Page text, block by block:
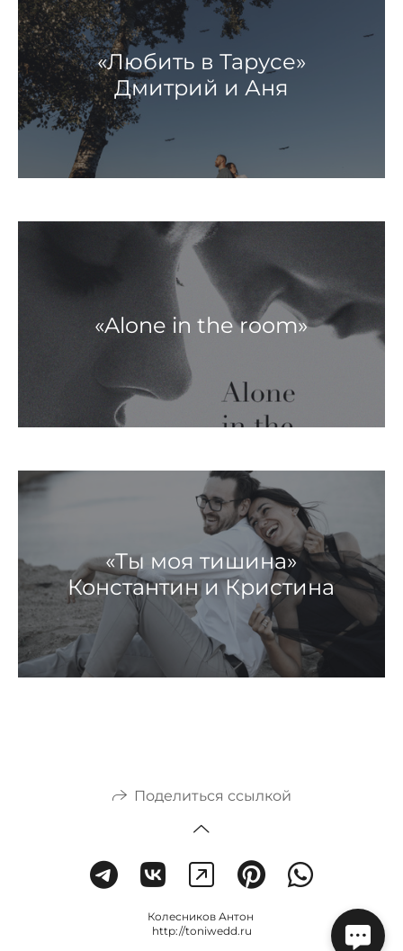
«Любить в Тарусе»
Дмитрий и Аня
«Alone in the room»
«Ты моя тишина»
Константин и Кристина
Поделиться ссылкой
Колесников Антон
http://toniwedd.ru